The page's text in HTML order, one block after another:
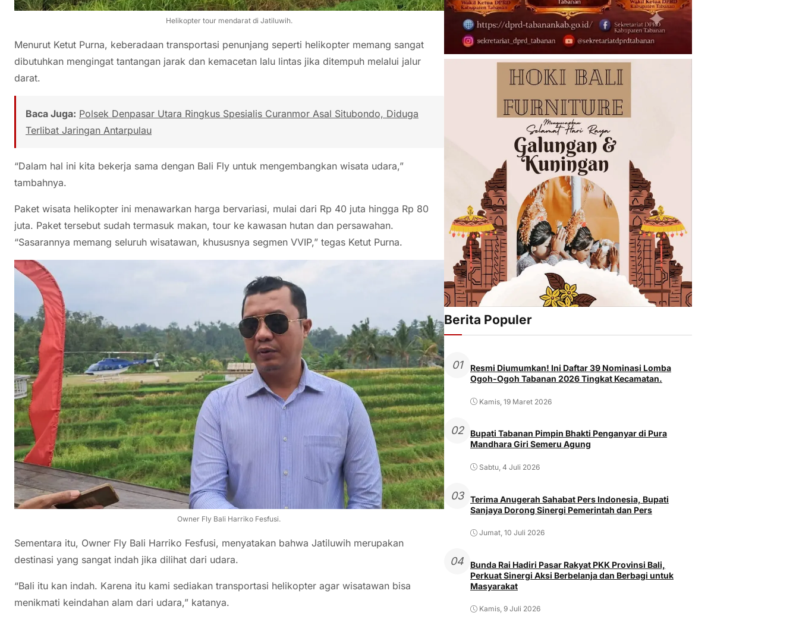
Helikopter tour mendarat di Jatiluwih.
Menurut Ketut Purna, keberadaan transportasi penunjang seperti helikopter memang sangat
dibutuhkan mengingat tantangan jarak dan kemacetan lalu lintas jika ditempuh melalui jalur
darat.
Baca Juga: Polsek Denpasar Utara Ringkus Spesialis Curanmor Asal Situbondo, Diduga
Terlibat Jaringan Antarpulau
“Dalam hal ini kita bekerja sama dengan Bali Fly untuk mengembangkan wisata udara,”
tambahnya.
Paket wisata helikopter ini menawarkan harga bervariasi, mulai dari Rp 40 juta hingga Rp 80
juta. Paket tersebut sudah termasuk makan, tour ke kawasan hutan dan persawahan.
“Sasarannya memang seluruh wisatawan, khususnya segmen VVIP,” tegas Ketut Purna.
Owner Fly Bali Harriko Fesfusi.
Sementara itu, Owner Fly Bali Harriko Fesfusi, menyatakan bahwa Jatiluwih merupakan
destinasi yang sangat indah jika dilihat dari udara.
“Bali itu kan indah. Karena itu kami sediakan transportasi helikopter agar wisatawan bisa
menikmati keindahan alam dari udara,” katanya.
Berita Populer
01
Resmi Diumumkan! Ini Daftar 39 Nominasi Lomba
Ogoh-Ogoh Tabanan 2026 Tingkat Kecamatan.
Kamis, 19 Maret 2026
02
Bupati Tabanan Pimpin Bhakti Penganyar di Pura
Mandhara Giri Semeru Agung
Sabtu, 4 Juli 2026
03
Terima Anugerah Sahabat Pers Indonesia, Bupati
Sanjaya Dorong Sinergi Pemerintah dan Pers
Jumat, 10 Juli 2026
04
Bunda Rai Hadiri Pasar Rakyat PKK Provinsi Bali,
Perkuat Sinergi Aksi Berbelanja dan Berbagi untuk
Masyarakat
Kamis, 9 Juli 2026